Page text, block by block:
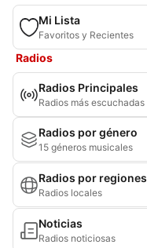
Mi Lista
Favoritos y Recientes
Radios
Radios Principales
Radios más escuchadas
Radios por género
15 géneros musicales
Radios por regiones
Radios locales
Noticias
Radios noticiosas